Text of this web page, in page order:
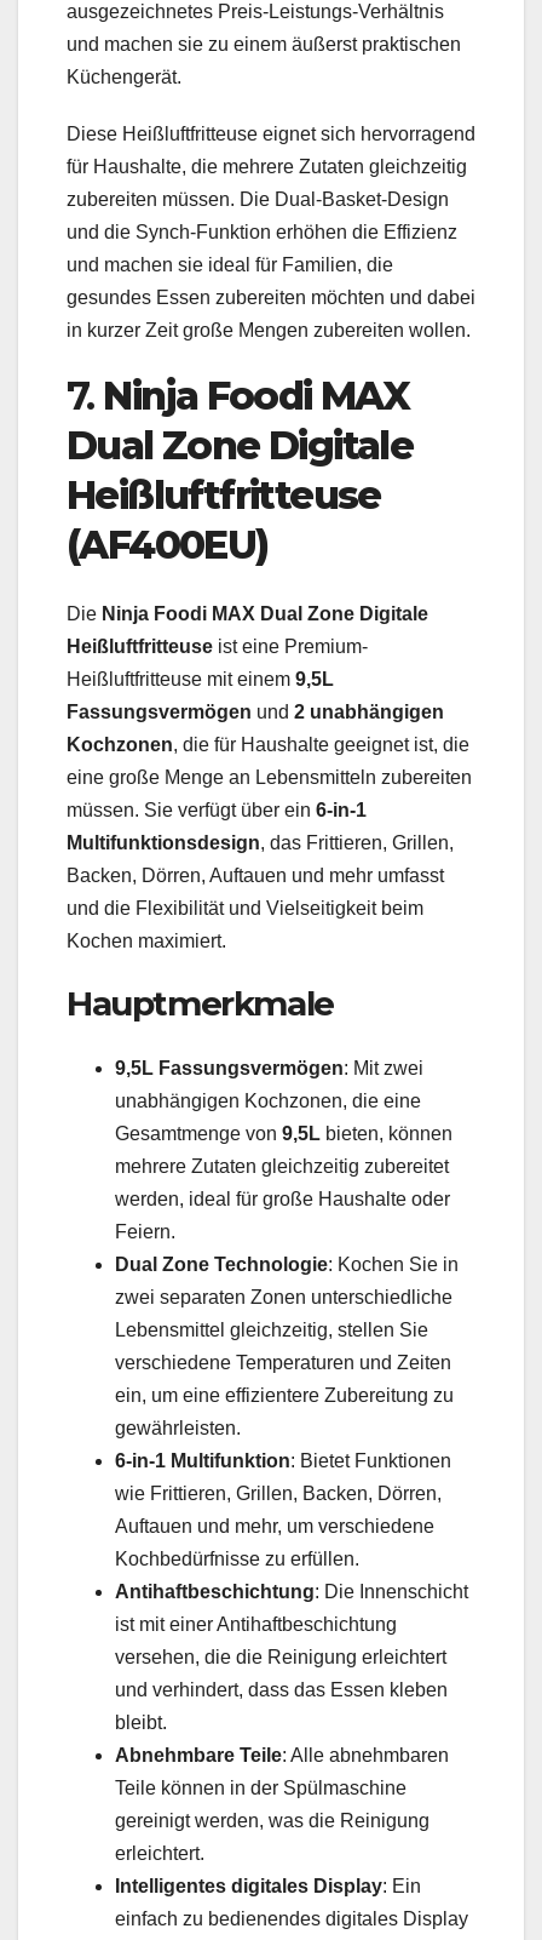
ausgezeichnetes Preis-Leistungs-Verhältnis
und machen sie zu einem äußerst praktischen
Küchengerät.
Diese Heißluftfritteuse eignet sich hervorragend
für Haushalte, die mehrere Zutaten gleichzeitig
zubereiten müssen. Die Dual-Basket-Design
und die Synch-Funktion erhöhen die Effizienz
und machen sie ideal für Familien, die
gesundes Essen zubereiten möchten und dabei
in kurzer Zeit große Mengen zubereiten wollen.
7. Ninja Foodi MAX
Dual Zone Digitale
Heißluftfritteuse
(AF400EU)
Die Ninja Foodi MAX Dual Zone Digitale
Heißluftfritteuse ist eine Premium-
Heißluftfritteuse mit einem 9,5L
Fassungsvermögen und 2 unabhängigen
Kochzonen, die für Haushalte geeignet ist, die
eine große Menge an Lebensmitteln zubereiten
müssen. Sie verfügt über ein 6-in-1
Multifunktionsdesign, das Frittieren, Grillen,
Backen, Dörren, Auftauen und mehr umfasst
und die Flexibilität und Vielseitigkeit beim
Kochen maximiert.
Hauptmerkmale
9,5L Fassungsvermögen: Mit zwei
unabhängigen Kochzonen, die eine
Gesamtmenge von 9,5L bieten, können
mehrere Zutaten gleichzeitig zubereitet
werden, ideal für große Haushalte oder
Feiern.
Dual Zone Technologie: Kochen Sie in
zwei separaten Zonen unterschiedliche
Lebensmittel gleichzeitig, stellen Sie
verschiedene Temperaturen und Zeiten
ein, um eine effizientere Zubereitung zu
gewährleisten.
6-in-1 Multifunktion: Bietet Funktionen
wie Frittieren, Grillen, Backen, Dörren,
Auftauen und mehr, um verschiedene
Kochbedürfnisse zu erfüllen.
Antihaftbeschichtung: Die Innenschicht
ist mit einer Antihaftbeschichtung
versehen, die die Reinigung erleichtert
und verhindert, dass das Essen kleben
bleibt.
Abnehmbare Teile: Alle abnehmbaren
Teile können in der Spülmaschine
gereinigt werden, was die Reinigung
erleichtert.
Intelligentes digitales Display: Ein
einfach zu bedienendes digitales Display